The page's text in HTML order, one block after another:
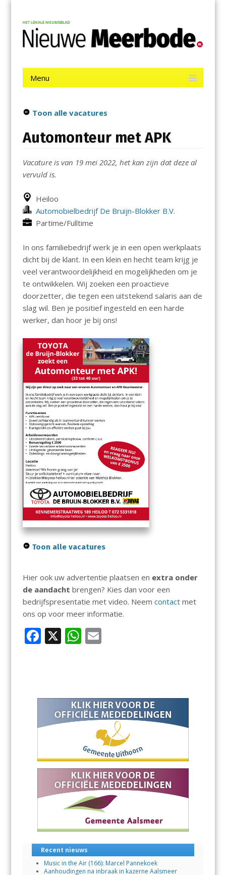
contentNieuwe Meerbode
Menu
Toon alle vacatures
Automonteur met APK
Vacature is van 19 mei 2022, het kan zijn dat deze al
vervuld is.
Heiloo
Automobielbedrijf De Bruijn-Blokker B.V.
Partime/Fulltime
In ons familiebedrijf werk je in een open werkplaats
dicht bij de klant. In een klein en hecht team krijg je
veel verantwoordelijkheid en mogelijkheden om je
te ontwikkelen. Wij zoeken een proactieve
doorzetter, die tegen een uitstekend salaris aan de
slag wil. Ben je positief ingesteld en een harde
werker, dan hoor je bij ons!
Toon alle vacatures
Hier ook uw advertentie plaatsen en extra onder
de aandacht brengen? Kies dan voor een
bedrijfspresentatie met video. Neem contactmet
ons op voor meer informatie.
F
o
k
X W
A
p
E
Recent nieuws
Music in the Air (166): Marcel Pannekoek
Aanhoudingen na inbraak in kazerne Aalsmeer